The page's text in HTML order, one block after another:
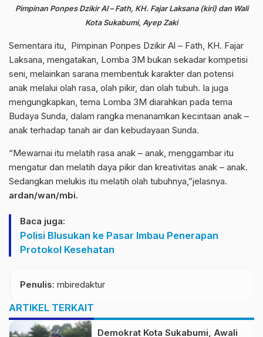
Pimpinan Ponpes Dzikir Al – Fath, KH. Fajar Laksana (kiri) dan Wali
Kota Sukabumi, Ayep Zaki
Sementara itu, Pimpinan Ponpes Dzikir Al – Fath, KH. Fajar
Laksana, mengatakan, Lomba 3M bukan sekadar kompetisi
seni, melainkan sarana membentuk karakter dan potensi
anak melalui olah rasa, olah pikir, dan olah tubuh. Ia juga
mengungkapkan, tema Lomba 3M diarahkan pada tema
Budaya Sunda, dalam rangka menanamkan kecintaan anak –
anak terhadap tanah air dan kebudayaan Sunda.
“Mewarnai itu melatih rasa anak – anak, menggambar itu
mengatur dan melatih daya pikir dan kreativitas anak – anak.
Sedangkan melukis itu melatih olah tubuhnya,”jelasnya.
ardan/wan/mbi.
Baca juga:
Polisi Blusukan ke Pasar Imbau Penerapan
Protokol Kesehatan
Penulis: mbiredaktur
ARTIKEL TERKAIT
Demokrat Kota Sukabumi, Awali